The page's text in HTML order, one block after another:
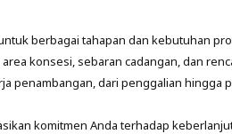
berbagai tahapan dan kebutuhan
konsesi, sebaran cadangan, dan
penambangan, dari penggalian
komitmen Anda terhadap